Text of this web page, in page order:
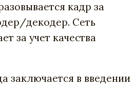
кадр за
декодер. Сеть
за учет качества
заключается в введении